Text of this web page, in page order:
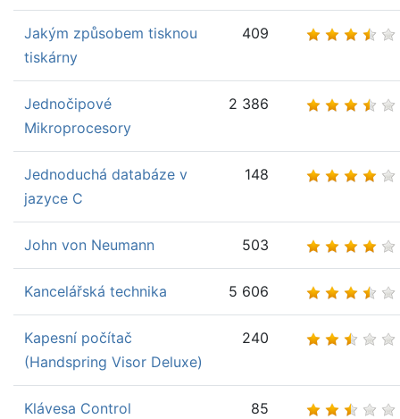
Jakým způsobem tisknou
tiskárny
409
Jednočipové
Mikroprocesory
2 386
Jednoduchá databáze v
jazyce C
148
John von Neumann 503
Kancelářská technika 5 606
Kapesní počítač
(Handspring Visor Deluxe)
240
Klávesa Control 85